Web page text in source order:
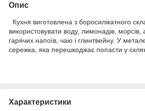
Опис
Кухня виготовлена з боросилікатного
використовувати воду, лимонадів, морсів,
гарячих напоїв, чаю і глинтвейну. У
сережка, яка перешкоджає попасти у
Характеристики